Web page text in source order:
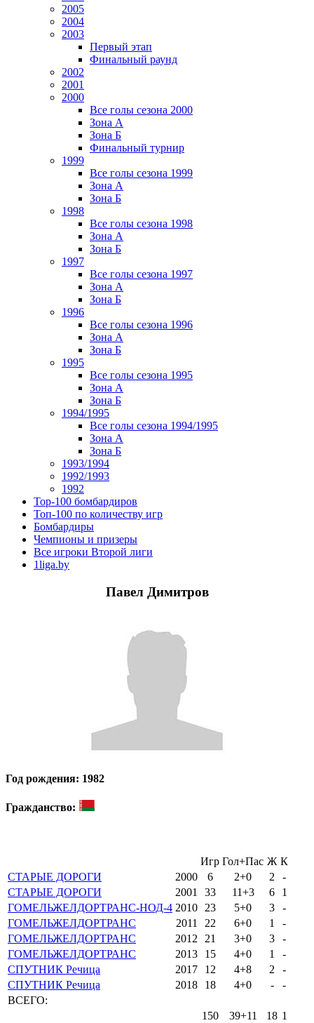
2005
2004
2003
Первый этап
Финальный раунд
2002
2001
2000
Все голы сезона 2000
Зона А
Зона Б
Финальный турнир
1999
Все голы сезона 1999
Зона А
Зона Б
1998
Все голы сезона 1998
Зона А
Зона Б
1997
Все голы сезона 1997
Зона А
Зона Б
1996
Все голы сезона 1996
Зона А
Зона Б
1995
Все голы сезона 1995
Зона А
Зона Б
1994/1995
Все голы сезона 1994/1995
Зона А
Зона Б
1993/1994
1992/1993
1992
Top-100 бомбардиров
Топ-100 по количеству игр
Бомбардиры
Чемпионы и призеры
Все игроки Второй лиги
1liga.by
Павел Димитров
Год рождения: 1982
Гражданство:
Игр Гол+Пас Ж К
СТАРЫЕ ДОРОГИ
2000 6 2+0 2
-
СТАРЫЕ ДОРОГИ
2001 33 11+3 6
1
ГОМЕЛЬЖЕЛДОРТРАНС-НОД-4 2010 23 5+0 3
-
ГОМЕЛЬЖЕЛДОРТРАНС
2011 22 6+0 1
-
ГОМЕЛЬЖЕЛДОРТРАНС
2012 21 3+0 3
-
ГОМЕЛЬЖЕЛДОРТРАНС
2013 15 4+0 1
-
СПУТНИК Речица
2017 12 4+8 2
-
СПУТНИК Речица
2018 18 4+0 -
-
ВСЕГО:
150
39+11 18 1